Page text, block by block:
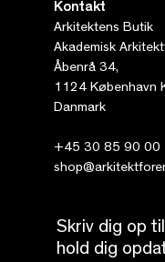
Kontakt
Arkitektens Butik
Akademisk
Åbenrå 34,
1124 København
Danmark
+45 30 85 90 00
Skriv dig op
hold dig